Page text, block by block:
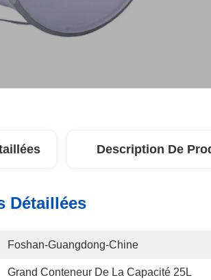
Description De
Détaillées
Foshan-Guangdong-Chine
Grand Conteneur De La Capacité 25L